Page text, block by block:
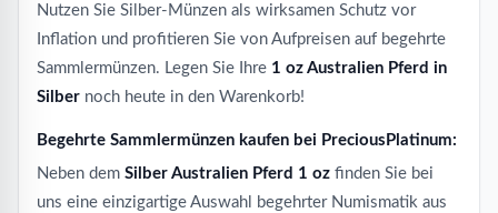
Nutzen Sie Silber-Münzen als wirksamen Schutz vor
Inflation und profitieren Sie von Aufpreisen auf begehrte
Sammlermünzen. Legen Sie Ihre 1 oz Australien Pferd in
Silber noch heute in den Warenkorb!
Begehrte Sammlermünzen kaufen bei PreciousPlatinum:
Neben dem Silber Australien Pferd 1 oz finden Sie bei
uns eine einzigartige Auswahl begehrter Numismatik aus